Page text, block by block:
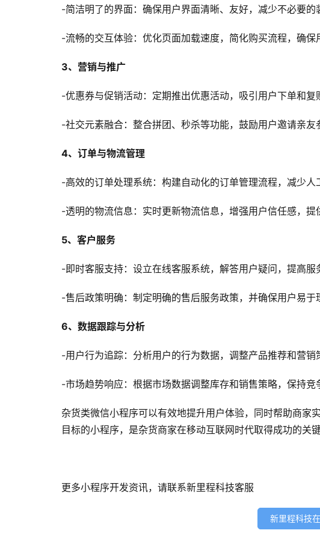
-简洁明了的界面：确保用户界面清晰、友好，减少不必要的
-流畅的交互体验：优化页面加载速度，简化购买流程，确保
3、营销与推广
-优惠券与促销活动：定期推出优惠活动，吸引用户下单和复
-社交元素融合：整合拼团、秒杀等功能，鼓励用户邀请亲友
4、订单与物流管理
-高效的订单处理系统：构建自动化的订单管理流程，减少人
-透明的物流信息：实时更新物流信息，增强用户信任感，提
5、客户服务
-即时客服支持：设立在线客服系统，解答用户疑问，提高服
-售后政策明确：制定明确的售后服务政策，并确保用户易于
6、数据跟踪与分析
-用户行为追踪：分析用户的行为数据，调整产品推荐和营销
-市场趋势响应：根据市场数据调整库存和销售策略，保持竞
杂货类微信小程序可以有效地提升用户体验，同时帮助商家
目标的小程序，是杂货商家在移动互联网时代取得成功的关键
更多小程序开发资讯，请联系新里程科技客服
新里程科技